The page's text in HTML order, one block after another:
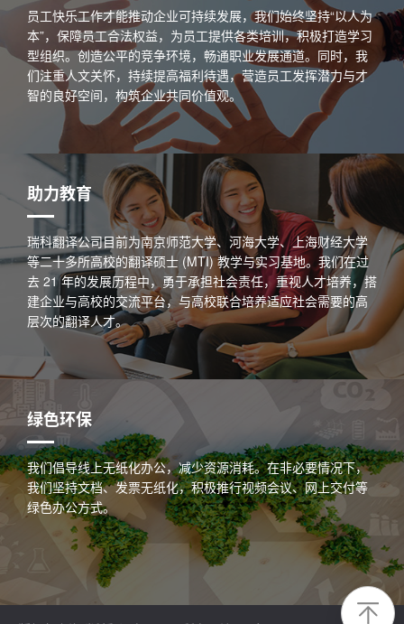
员工快乐工作才能推动企业可持续发展，我们始终坚持“以人为
本”，保障员工合法权益，为员工提供各类培训，积极打造学习
型组织。创造公平的竞争环境，畅通职业发展通道。同时，我
们注重人文关怀，持续提高福利待遇，营造员工发挥潜力与才
智的良好空间，构筑企业共同价值观。
助力教育
瑞科翻译公司目前为南京师范大学、河海大学、上海财经大学
等二十多所高校的翻译硕士 (MTI) 教学与实习基地。我们在过
去 21 年的发展历程中，勇于承担社会责任，重视人才培养，搭
建企业与高校的交流平台，与高校联合培养适应社会需要的高
层次的翻译人才。
绿色环保
我们倡导线上无纸化办公，减少资源消耗。在非必要情况下，
我们坚持文档、发票无纸化，积极推行视频会议、网上交付等
绿色办公方式。